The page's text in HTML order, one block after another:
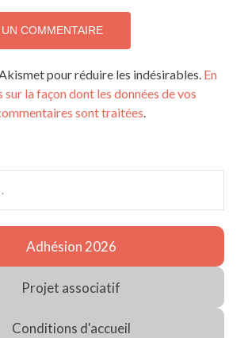
pour réduire les indésirables. En
sur la façon dont les données de vos
sont traitées
Adhésion 2026
Projet associatif
Conditions d'accueil